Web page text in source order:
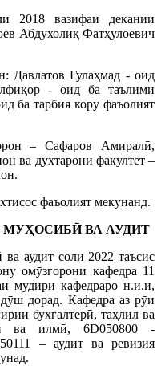
2018 вазифаи декании
Абдухолиқ Фатҳулоевич
Давлатов Гулаҳмад - оид
- оид ба таълими
ба тарбия кору фаъолият
– Сафаров Амиралӣ,
ва духтарони факултет –
фаъолият мекунанд.
ВА АУДИТ
аудит соли 2022 таъсис
омӯзгорони кафедра 11
мудири кафедраро н.и.и,
дорад. Кафедра аз рӯи
бухгалтерӣ, таҳлил ва
ва илмӣ, 6D050800 -
– аудит ва ревизия